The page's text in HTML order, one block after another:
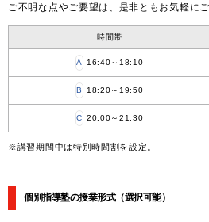
ご不明な点やご要望は、是非ともお気軽に
時間帯
A 16:40～18:10
B 18:20～19:50
C 20:00～21:30
※講習期間中は特別時間割を設定。
個別指導塾の授業形式（選択可能）